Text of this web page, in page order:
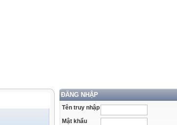
ĐĂNG NHẬP
Tên truy nhập
Mật khẩu